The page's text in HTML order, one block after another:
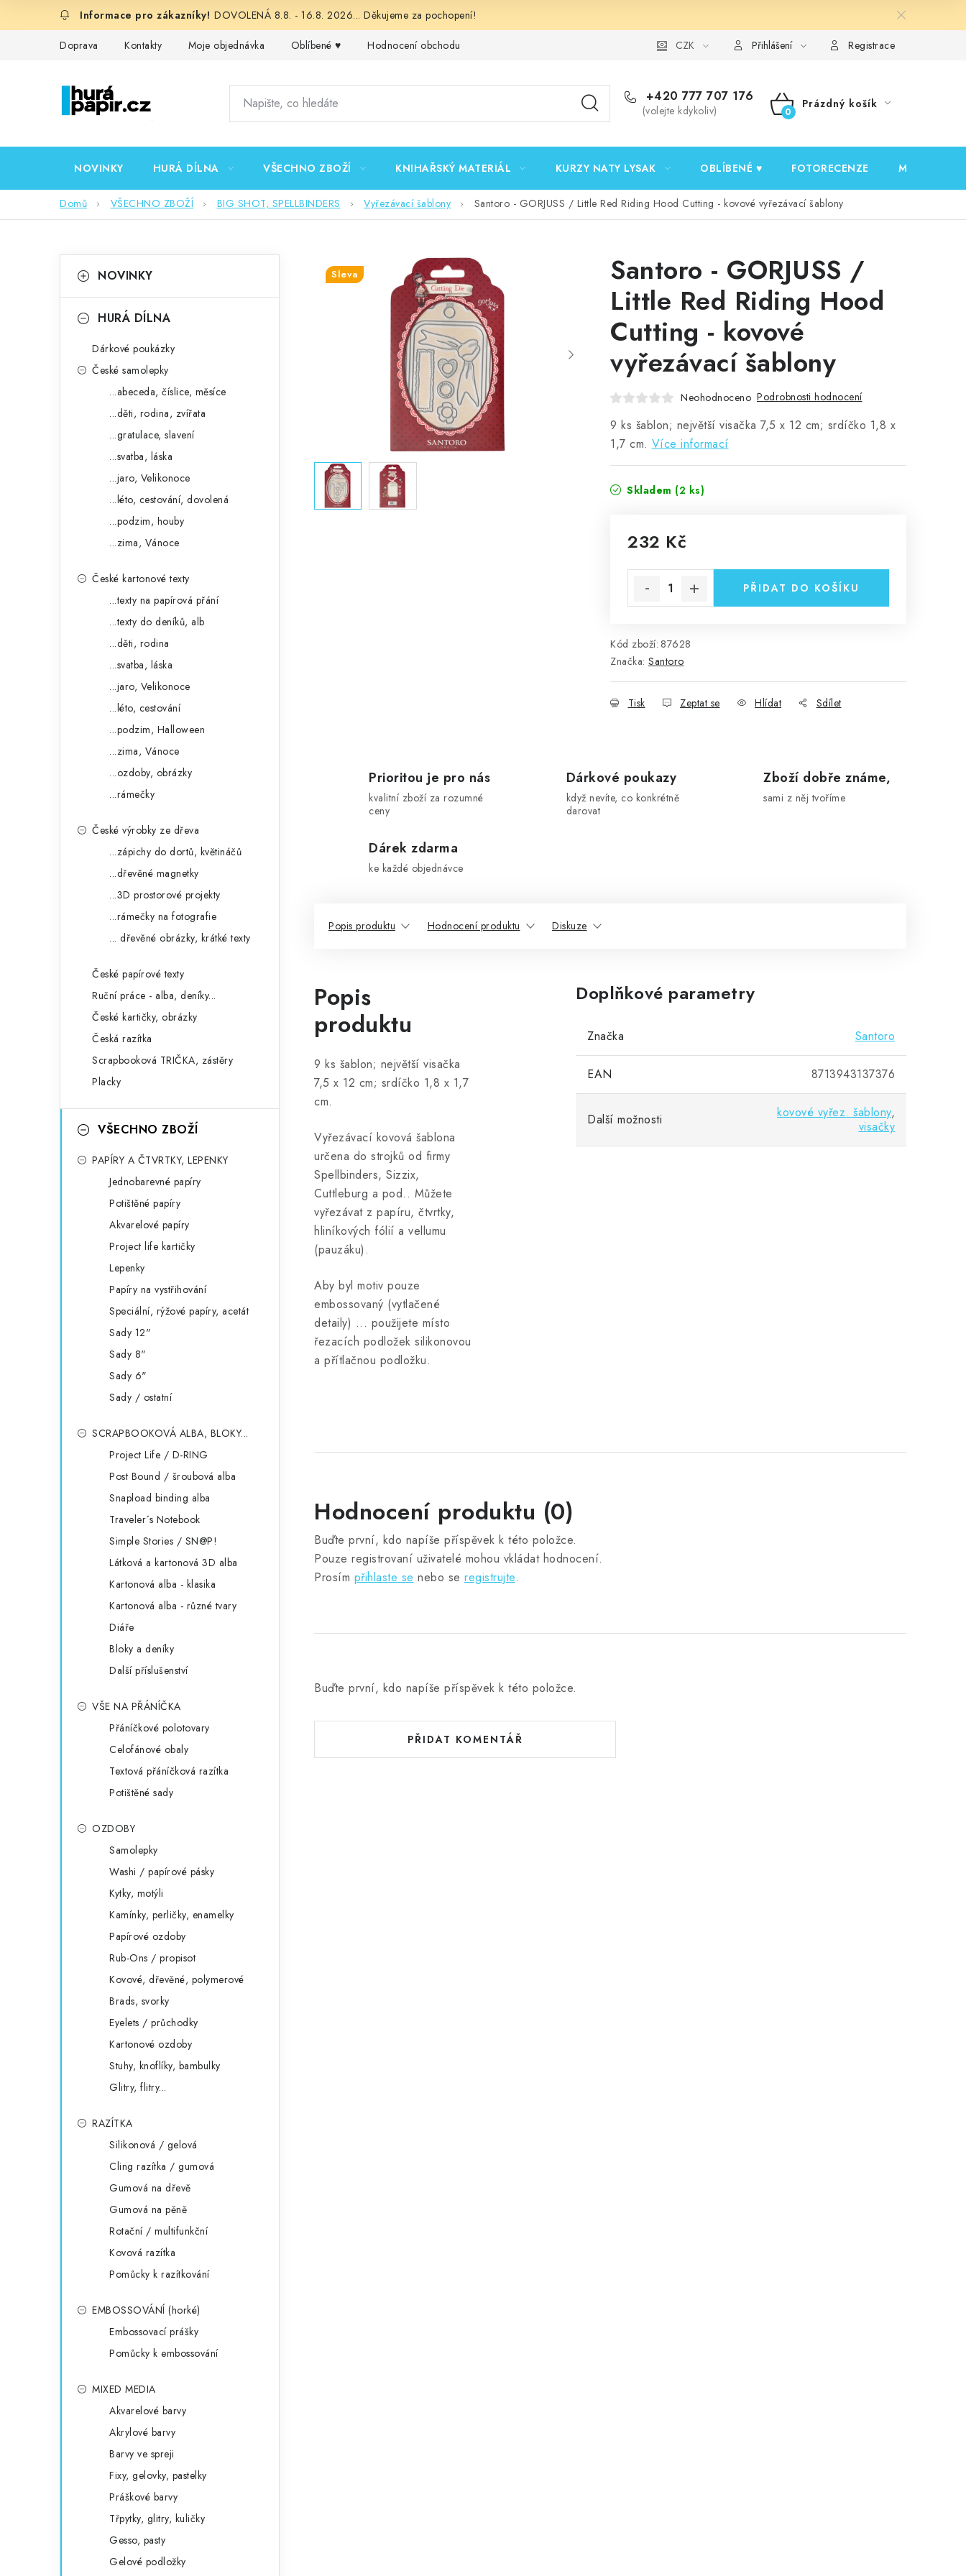
DOVOLENÁ 8.8. - 16.8. 2026... Děkujeme za pochopení!
Doprava Kontakty Moje objednávka Oblíbené ♥️ Hodnocení obchodu Podmínky ochrany osobních údajů Ověřování recenzí
CZK Přihlášení Registrace
+420 777 707 176
(volejte kdykoliv)
NÁKUPNÍ
Prázdný košík
NOVINKY HURÁ DÍLNA VŠECHNO ZBOŽÍ KNIHAŘSKÝ MATERIÁL KURZY NATY LYSAK OBLÍBENÉ ♥️ FOTORECENZE MOJE
Domů VŠECHNO ZBOŽÍ BIG SHOT, SPELLBINDERS Vyřezávací šablony Santoro - GORJUSS / Little Red Riding Hood Cutting - kovové vyřezávací šablony
okategorie
a
NOVINKY
HURÁ DÍLNA
Dárkové poukázky
České samolepky
...abeceda, číslice, měsíce
...děti, rodina, zvířata
...gratulace, slavení
...svatba, láska
...jaro, Velikonoce
...léto, cestování, dovolená
...podzim, houby
...zima, Vánoce
České kartonové texty
...texty na papírová přání
...texty do deníků, alb
...děti, rodina
...svatba, láska
...jaro, Velikonoce
...léto, cestování
...podzim, Halloween
...zima, Vánoce
...ozdoby, obrázky
...rámečky
České výrobky ze dřeva
...zápichy do dortů, květináčů
...dřevěné magnetky
...3D prostorové projekty
...rámečky na fotografie
... dřevěné obrázky, krátké texty
České papírové texty
Ruční práce - alba, deníky...
České kartičky, obrázky
Česká razítka
Scrapbooková TRIČKA, zástěry
Placky
VŠECHNO ZBOŽÍ
PAPÍRY A ČTVRTKY, LEPENKY
Jednobarevné papíry
Potištěné papíry
Akvarelové papíry
Project life kartičky
Lepenky
Papíry na vystřihování
Speciální, rýžové papíry, acetát
Sady 12"
Sady 8"
Sady 6"
Sady / ostatní
SCRAPBOOKOVÁ ALBA, BLOKY...
Project Life / D-RING
Post Bound / šroubová alba
Snapload binding alba
Traveler´s Notebook
Simple Stories / SN@P!
Látková a kartonová 3D alba
Kartonová alba - klasika
Kartonová alba - různé tvary
Diáře
Bloky a deníky
Další příslušenství
VŠE NA PŘÁNÍČKA
Přáníčkové polotovary
Celofánové obaly
Textová přáníčková razítka
Potištěné sady
OZDOBY
Samolepky
Washi / papírové pásky
Kytky, motýli
Kamínky, perličky, enamelky
Papírové ozdoby
Rub-Ons / propisot
Kovové, dřevěné, polymerové
Brads, svorky
Eyelets / průchodky
Kartonové ozdoby
Stuhy, knoflíky, bambulky
Glitry, flitry...
RAZÍTKA
Silikonová / gelová
Cling razítka / gumová
Gumová na dřevě
Gumová na pěně
Rotační / multifunkční
Kovová razítka
Pomůcky k razítkování
EMBOSSOVÁNÍ (horké)
Embossovací prášky
Pomůcky k embossování
MIXED MEDIA
Akvarelové barvy
Akrylové barvy
Barvy ve spreji
Fixy, gelovky, pastelky
Práškové barvy
Třpytky, glitry, kuličky
Gesso, pasty
Gelové podložky
Santoro - GORJUSS /
Little Red Riding Hood
Cutting - kovové
vyřezávací šablony
Neohodnoceno Podrobnosti hodnocení
9 ks šablon; největší visačka 7,5 x 12 cm; srdíčko 1,8 x
1,7 cm. Více informací
Skladem (2 ks)
232 Kč
PŘIDAT DO KOŠÍKU
Kód zboží: 87628
Značka: Santoro
Tisk Zeptat se Hlídat Sdílet
Sleva
Prioritou je pro nás
kvalitní zboží za rozumné
ceny
Dárkové poukazy
když nevíte, co konkrétně
darovat
Zboží dobře známe,
sami z něj tvoříme
Dárek zdarma
ke každé objednávce
Popis produktu Hodnocení produktu Diskuze
Popis
produktu
9 ks šablon; největší visačka
7,5 x 12 cm; srdíčko 1,8 x 1,7
cm.
Vyřezávací kovová šablona
určena do strojků od firmy
Spellbinders, Sizzix,
Cuttleburg a pod.. Můžete
vyřezávat z papíru, čtvrtky,
hliníkových fólií a vellumu
(pauzáku).
Aby byl motiv pouze
embossovaný (vytlačené
detaily) ... použijete místo
řezacích podložek silikonovou
a přítlačnou podložku.
Doplňkové parametry
Značka Santoro
EAN 8713943137376
Další možnosti kovové vyřez. šablony,
visačky
Hodnocení produktu (0)
Buďte první, kdo napíše příspěvek k této položce.
Pouze registrovaní uživatelé mohou vkládat hodnocení.
Prosím přihlaste se nebo se registrujte.
Buďte první, kdo napíše příspěvek k této položce.
PŘIDAT KOMENTÁŘ